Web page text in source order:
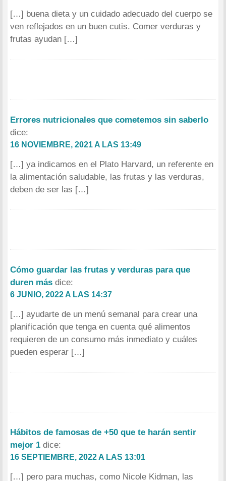
[…] buena dieta y un cuidado adecuado del cuerpo se
ven reflejados en un buen cutis. Comer verduras y
frutas ayudan […]
Errores nutricionales que cometemos sin saberlo
dice:
16 NOVIEMBRE, 2021 A LAS 13:49
[…] ya indicamos en el Plato Harvard, un referente en
la alimentación saludable, las frutas y las verduras,
deben de ser las […]
Cómo guardar las frutas y verduras para que
duren más dice:
6 JUNIO, 2022 A LAS 14:37
[…] ayudarte de un menú semanal para crear una
planificación que tenga en cuenta qué alimentos
requieren de un consumo más inmediato y cuáles
pueden esperar […]
Hábitos de famosas de +50 que te harán sentir
mejor 1 dice:
16 SEPTIEMBRE, 2022 A LAS 13:01
[…] pero para muchas, como Nicole Kidman, las